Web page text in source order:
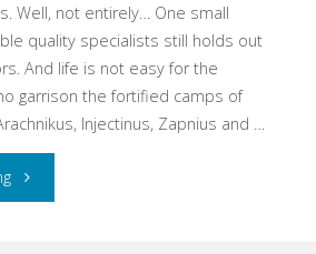
wir
Tester
helfen,
dass
Well, not entirely… One small
quality specialists still holds out
And life is not easy for the
garrison the fortified camps of
Injectinus, Zapnius and …
"The